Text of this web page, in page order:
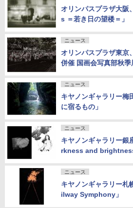
オリンパスプラザ大阪
s ＝若き日の望楼＝」
ニュース
オリンパスプラザ東京
併催 国画会写真部秋季
ニュース
キヤノンギャラリー梅
に宿るもの」
ニュース
キヤノンギャラリー銀
rkness and
ニュース
キヤノンギャラリー札
ilway Symphony」